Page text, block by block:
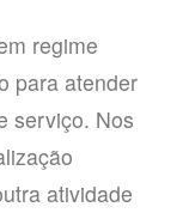
regime
para atender
serviço. Nos
atividade